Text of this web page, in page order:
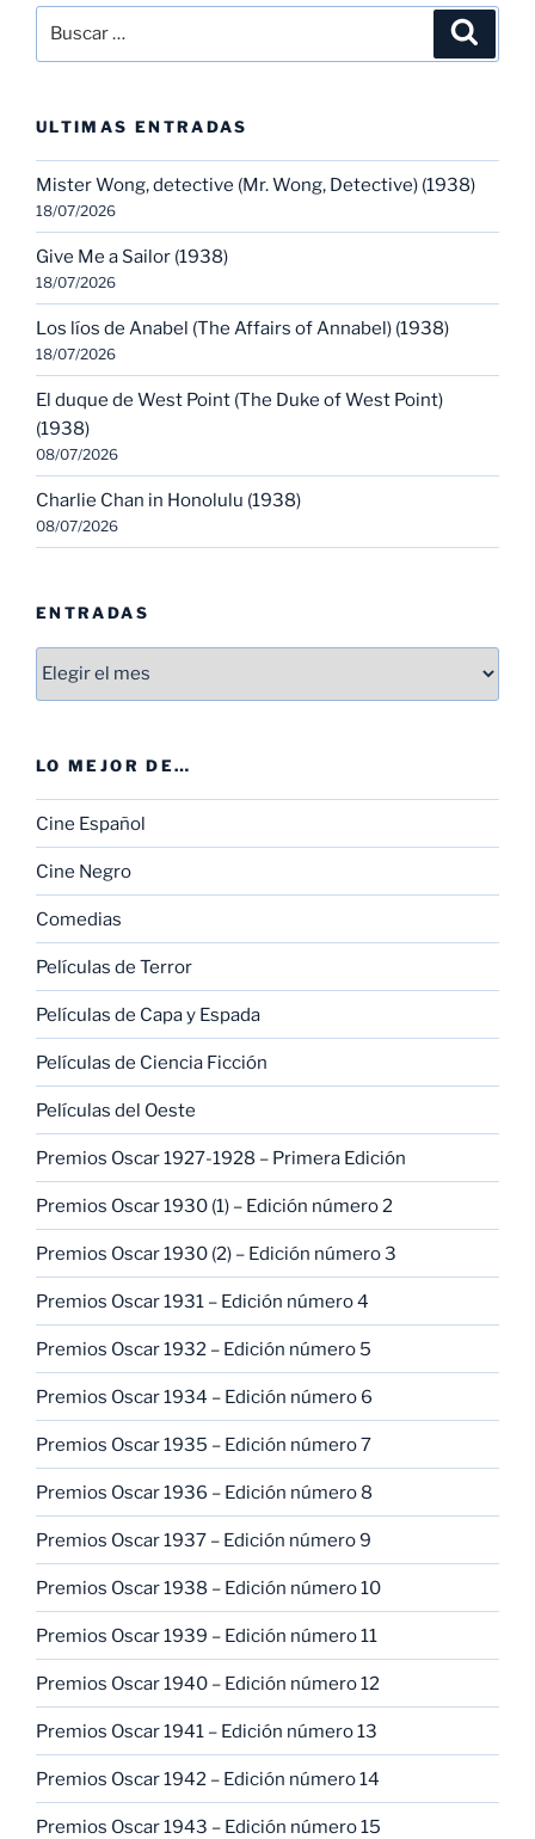
por:
ULTIMAS ENTRADAS
Mister Wong, detective (Mr. Wong, Detective) (1938)
18/07/2026
Give Me a Sailor (1938)
18/07/2026
Los líos de Anabel (The Affairs of Annabel) (1938)
18/07/2026
El duque de West Point (The Duke of West Point)
(1938)
08/07/2026
Charlie Chan in Honolulu (1938)
08/07/2026
ENTRADAS
Entradas
LO MEJOR DE…
Cine Español
Cine Negro
Comedias
Películas de Terror
Películas de Capa y Espada
Películas de Ciencia Ficción
Películas del Oeste
Premios Oscar 1927-1928 – Primera Edición
Premios Oscar 1930 (1) – Edición número 2
Premios Oscar 1930 (2) – Edición número 3
Premios Oscar 1931 – Edición número 4
Premios Oscar 1932 – Edición número 5
Premios Oscar 1934 – Edición número 6
Premios Oscar 1935 – Edición número 7
Premios Oscar 1936 – Edición número 8
Premios Oscar 1937 – Edición número 9
Premios Oscar 1938 – Edición número 10
Premios Oscar 1939 – Edición número 11
Premios Oscar 1940 – Edición número 12
Premios Oscar 1941 – Edición número 13
Premios Oscar 1942 – Edición número 14
Premios Oscar 1943 – Edición número 15